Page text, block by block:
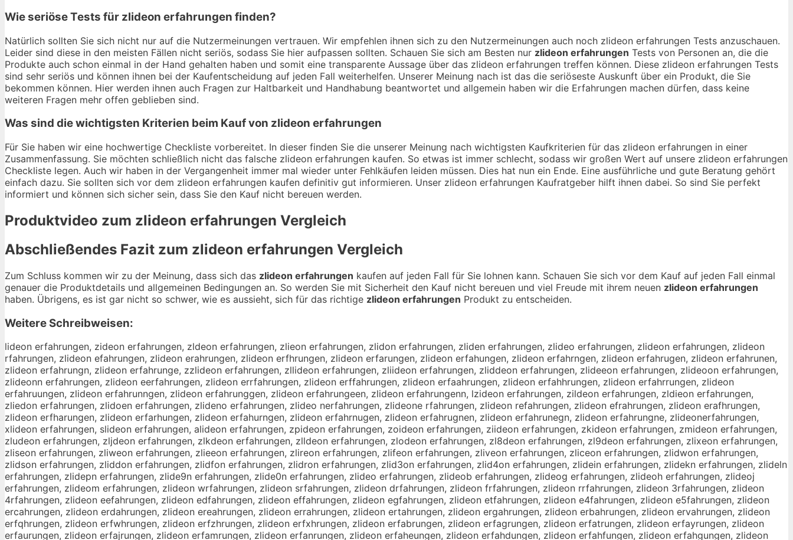
Wie seriöse Tests für zlideon erfahrungen finden?
Natürlich sollten Sie sich nicht nur auf die Nutzermeinungen vertrauen. Wir empfehlen ihnen sich zu den Nutzermeinungen auch noch zlideon erfahrungen Tests anzuschauen.
Leider sind diese in den meisten Fällen nicht seriös, sodass Sie hier aufpassen sollten. Schauen Sie sich am Besten nur zlideon erfahrungen Tests von Personen an, die die
Produkte auch schon einmal in der Hand gehalten haben und somit eine transparente Aussage über das zlideon erfahrungen treffen können. Diese zlideon erfahrungen Tests
sind sehr seriös und können ihnen bei der Kaufentscheidung auf jeden Fall weiterhelfen. Unserer Meinung nach ist das die seriöseste Auskunft über ein Produkt, die Sie
bekommen können. Hier werden ihnen auch Fragen zur Haltbarkeit und Handhabung beantwortet und allgemein haben wir die Erfahrungen machen dürfen, dass keine
weiteren Fragen mehr offen geblieben sind.
Was sind die wichtigsten Kriterien beim Kauf von zlideon erfahrungen
Für Sie haben wir eine hochwertige Checkliste vorbereitet. In dieser finden Sie die unserer Meinung nach wichtigsten Kaufkriterien für das zlideon erfahrungen in einer
Zusammenfassung. Sie möchten schließlich nicht das falsche zlideon erfahrungen kaufen. So etwas ist immer schlecht, sodass wir großen Wert auf unsere zlideon erfahrungen
Checkliste legen. Auch wir haben in der Vergangenheit immer mal wieder unter Fehlkäufen leiden müssen. Dies hat nun ein Ende. Eine ausführliche und gute Beratung gehört
einfach dazu. Sie sollten sich vor dem zlideon erfahrungen kaufen definitiv gut informieren. Unser zlideon erfahrungen Kaufratgeber hilft ihnen dabei. So sind Sie perfekt
informiert und können sich sicher sein, dass Sie den Kauf nicht bereuen werden.
Produktvideo zum zlideon erfahrungen Vergleich
Abschließendes Fazit zum zlideon erfahrungen Vergleich
Zum Schluss kommen wir zu der Meinung, dass sich das zlideon erfahrungen kaufen auf jeden Fall für Sie lohnen kann. Schauen Sie sich vor dem Kauf auf jeden Fall einmal
genauer die Produktdetails und allgemeinen Bedingungen an. So werden Sie mit Sicherheit den Kauf nicht bereuen und viel Freude mit ihrem neuen zlideon erfahrungen
haben. Übrigens, es ist gar nicht so schwer, wie es aussieht, sich für das richtige zlideon erfahrungen Produkt zu entscheiden.
Weitere Schreibweisen:
lideon erfahrungen, zideon erfahrungen, zldeon erfahrungen, zlieon erfahrungen, zlidon erfahrungen, zliden erfahrungen, zlideo erfahrungen, zlideon erfahrungen, zlideon
rfahrungen, zlideon efahrungen, zlideon erahrungen, zlideon erfhrungen, zlideon erfarungen, zlideon erfahungen, zlideon erfahrngen, zlideon erfahrugen, zlideon erfahrunen,
zlideon erfahrungn, zlideon erfahrunge, zzlideon erfahrungen, zllideon erfahrungen, zliideon erfahrungen, zliddeon erfahrungen, zlideeon erfahrungen, zlideoon erfahrungen,
zlideonn erfahrungen, zlideon eerfahrungen, zlideon errfahrungen, zlideon erffahrungen, zlideon erfaahrungen, zlideon erfahhrungen, zlideon erfahrrungen, zlideon
erfahruungen, zlideon erfahrunngen, zlideon erfahrunggen, zlideon erfahrungeen, zlideon erfahrungenn, lzideon erfahrungen, zildeon erfahrungen, zldieon erfahrungen,
zliedon erfahrungen, zlidoen erfahrungen, zlideno erfahrungen, zlideo nerfahrungen, zlideone rfahrungen, zlideon refahrungen, zlideon efrahrungen, zlideon erafhrungen,
zlideon erfharungen, zlideon erfarhungen, zlideon erfahurngen, zlideon erfahrnugen, zlideon erfahrugnen, zlideon erfahrunegn, zlideon erfahrungne, zlideonerfahrungen,
xlideon erfahrungen, slideon erfahrungen, alideon erfahrungen, zpideon erfahrungen, zoideon erfahrungen, ziideon erfahrungen, zkideon erfahrungen, zmideon erfahrungen,
zludeon erfahrungen, zljdeon erfahrungen, zlkdeon erfahrungen, zlldeon erfahrungen, zlodeon erfahrungen, zl8deon erfahrungen, zl9deon erfahrungen, zlixeon erfahrungen,
zliseon erfahrungen, zliweon erfahrungen, zlieeon erfahrungen, zlireon erfahrungen, zlifeon erfahrungen, zliveon erfahrungen, zliceon erfahrungen, zlidwon erfahrungen,
zlidson erfahrungen, zliddon erfahrungen, zlidfon erfahrungen, zlidron erfahrungen, zlid3on erfahrungen, zlid4on erfahrungen, zlidein erfahrungen, zlidekn erfahrungen, zlideln
erfahrungen, zlidepn erfahrungen, zlide9n erfahrungen, zlide0n erfahrungen, zlideo erfahrungen, zlideob erfahrungen, zlideog erfahrungen, zlideoh erfahrungen, zlideoj
erfahrungen, zlideom erfahrungen, zlideon wrfahrungen, zlideon srfahrungen, zlideon drfahrungen, zlideon frfahrungen, zlideon rrfahrungen, zlideon 3rfahrungen, zlideon
4rfahrungen, zlideon eefahrungen, zlideon edfahrungen, zlideon effahrungen, zlideon egfahrungen, zlideon etfahrungen, zlideon e4fahrungen, zlideon e5fahrungen, zlideon
ercahrungen, zlideon erdahrungen, zlideon ereahrungen, zlideon errahrungen, zlideon ertahrungen, zlideon ergahrungen, zlideon erbahrungen, zlideon ervahrungen, zlideon
erfqhrungen, zlideon erfwhrungen, zlideon erfzhrungen, zlideon erfxhrungen, zlideon erfabrungen, zlideon erfagrungen, zlideon erfatrungen, zlideon erfayrungen, zlideon
erfaurungen, zlideon erfajrungen, zlideon erfamrungen, zlideon erfanrungen, zlideon erfaheungen, zlideon erfahdungen, zlideon erfahfungen, zlideon erfahgungen, zlideon